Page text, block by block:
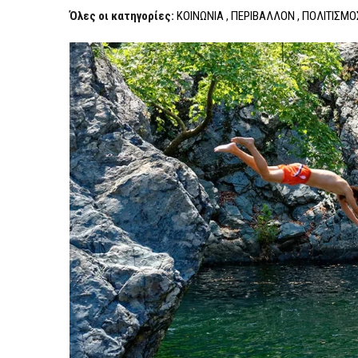
ΣΤΟ
ΑΙΓΑΊΟ
ΣΑΜΟΘΡΆΚΗ
Όλες οι κατηγορίες: ΚΟΙΝΩΝΙΑ, ΠΕΡΙΒΑΛΛΟΝ ,